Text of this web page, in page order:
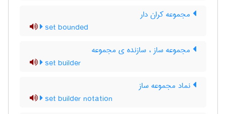
مجموعه کران دار
set bounded
مجموعه ساز ، سازنده ی مجموعه
set builder
نماد مجموعه ساز
set builder notation